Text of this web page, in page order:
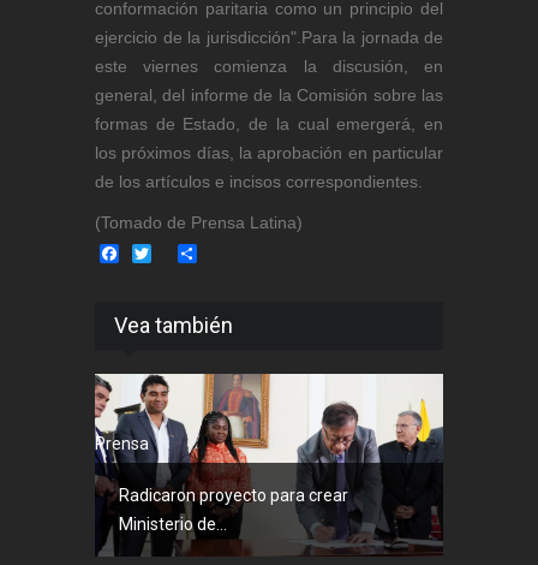
conformación paritaria como un principio del
ejercicio de la jurisdicción".Para la jornada de
este viernes comienza la discusión, en
general, del informe de la Comisión sobre las
formas de Estado, de la cual emergerá, en
los próximos días, la aprobación en particular
de los artículos e incisos correspondientes.
(Tomado de Prensa Latina)
Facebook
Twitter
Vea también
Prensa
Radicaron proyecto para crear
Ministerio de...